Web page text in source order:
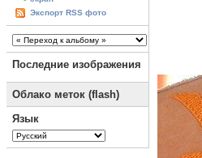
Экспорт RSS фото
Последние изображения
Облако меток (flash)
Язык